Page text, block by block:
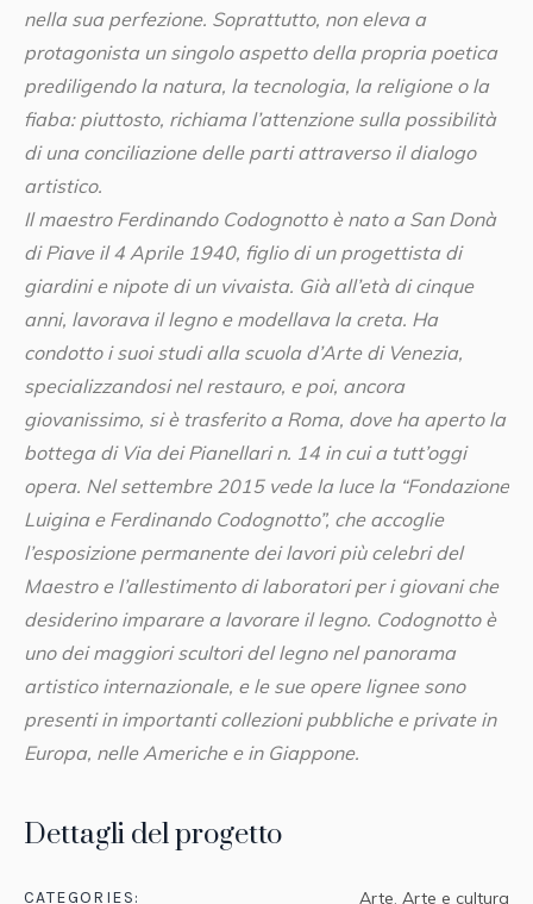
Dettagli del progetto
CATEGORIES: Arte, Arte e cultura
nella sua perfezione. Soprattutto, non eleva a
protagonista un singolo aspetto della propria poetica
prediligendo la natura, la tecnologia, la religione o la
fiaba: piuttosto, richiama l’attenzione sulla possibilità
di una conciliazione delle parti attraverso il dialogo
artistico.
Il maestro Ferdinando Codognotto è nato a San Donà
di Piave il 4 Aprile 1940, figlio di un progettista di
giardini e nipote di un vivaista. Già all’età di cinque
anni, lavorava il legno e modellava la creta. Ha
condotto i suoi studi alla scuola d’Arte di Venezia,
specializzandosi nel restauro, e poi, ancora
giovanissimo, si è trasferito a Roma, dove ha aperto la
bottega di Via dei Pianellari n. 14 in cui a tutt’oggi
opera. Nel settembre 2015 vede la luce la “Fondazione
Luigina e Ferdinando Codognotto”, che accoglie
l’esposizione permanente dei lavori più celebri del
Maestro e l’allestimento di laboratori per i giovani che
desiderino imparare a lavorare il legno. Codognotto è
uno dei maggiori scultori del legno nel panorama
artistico internazionale, e le sue opere lignee sono
presenti in importanti collezioni pubbliche e private in
Europa, nelle Americhe e in Giappone.